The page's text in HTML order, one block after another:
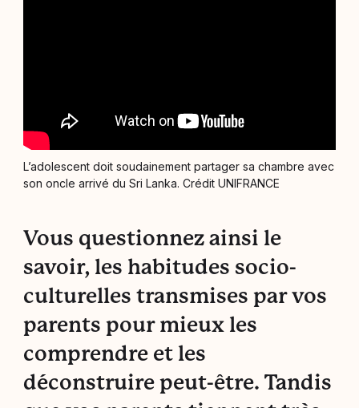
L’adolescent doit soudainement partager sa chambre avec
son oncle arrivé du Sri Lanka. Crédit UNIFRANCE
Vous questionnez ainsi le
savoir, les habitudes socio-
culturelles transmises par vos
parents pour mieux les
comprendre et les
déconstruire peut-être. Tandis